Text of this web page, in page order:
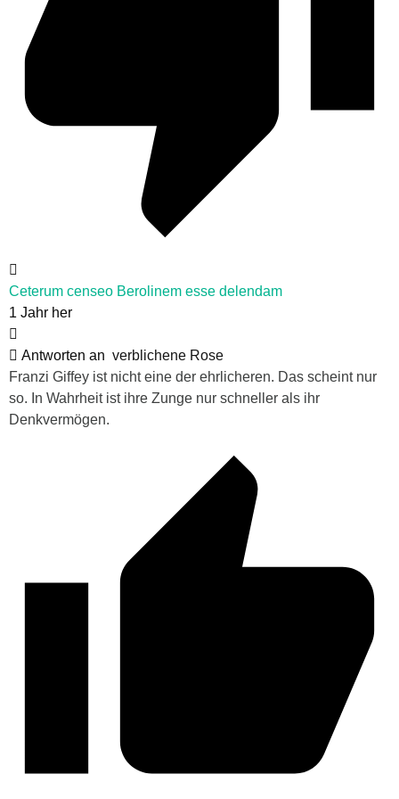
Ceterum censeo Berolinem esse delendam
1 Jahr her
Antworten an verblichene Rose
Franzi Giffey ist nicht eine der ehrlicheren. Das scheint nur
so. In Wahrheit ist ihre Zunge nur schneller als ihr
Denkvermögen.